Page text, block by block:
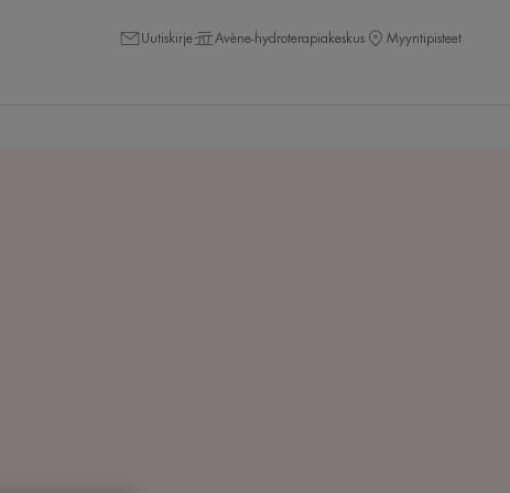
Uutiskirje Avène-hydroterapiakeskus Myyntipisteet